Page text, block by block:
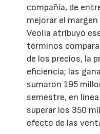
compañía, de
mejorar el
Veolia atribuyó
términos
de los precios, la
eficiencia; las
sumaron 195
semestre, en
superar los 350
efecto de las